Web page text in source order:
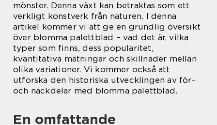
mönster. Denna växt kan betraktas som ett
verkligt konstverk från naturen. I denna
artikel kommer vi att ge en grundlig översikt
över blomma palettblad – vad det är, vilka
typer som finns, dess popularitet,
kvantitativa mätningar och skillnader mellan
olika variationer. Vi kommer också att
utforska den historiska utvecklingen av för-
och nackdelar med blomma palettblad.
En omfattande